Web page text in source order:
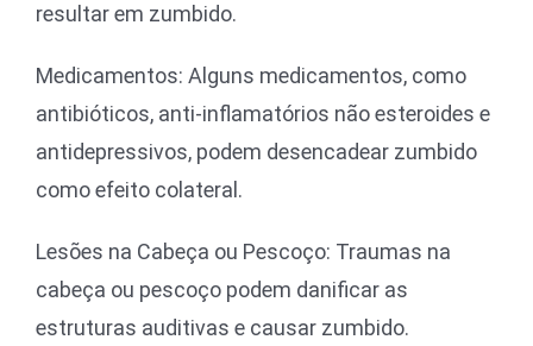
resultar em zumbido.
Medicamentos: Alguns medicamentos, como
antibióticos, anti-inflamatórios não esteroides e
antidepressivos, podem desencadear zumbido
como efeito colateral.
Lesões na Cabeça ou Pescoço: Traumas na
cabeça ou pescoço podem danificar as
estruturas auditivas e causar zumbido.